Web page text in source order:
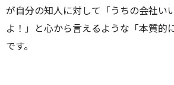
が自分の知人に対して「うちの会社い
よ！」と心から言えるような「本質的
です。